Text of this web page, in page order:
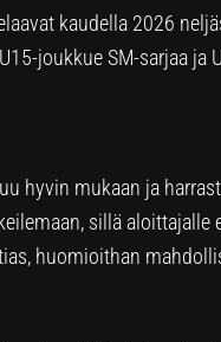
kaudella 2026
joukkue SM-sarjaa ja
hyvin mukaan ja
sillä
huomioithan